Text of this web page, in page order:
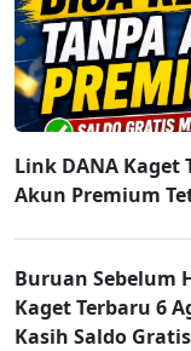
Link DANA Kaget
Akun Premium
Buruan Sebelum
Kaget Terbaru 6
Kasih Saldo